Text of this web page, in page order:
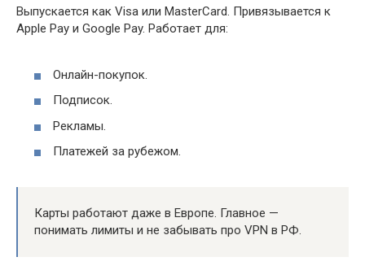
Выпускается как Visa или MasterCard. Привязывается к
Apple Pay и Google Pay. Работает для:
Онлайн-покупок.
Подписок.
Рекламы.
Платежей за рубежом.
Карты работают даже в Европе. Главное —
понимать лимиты и не забывать про VPN в РФ.